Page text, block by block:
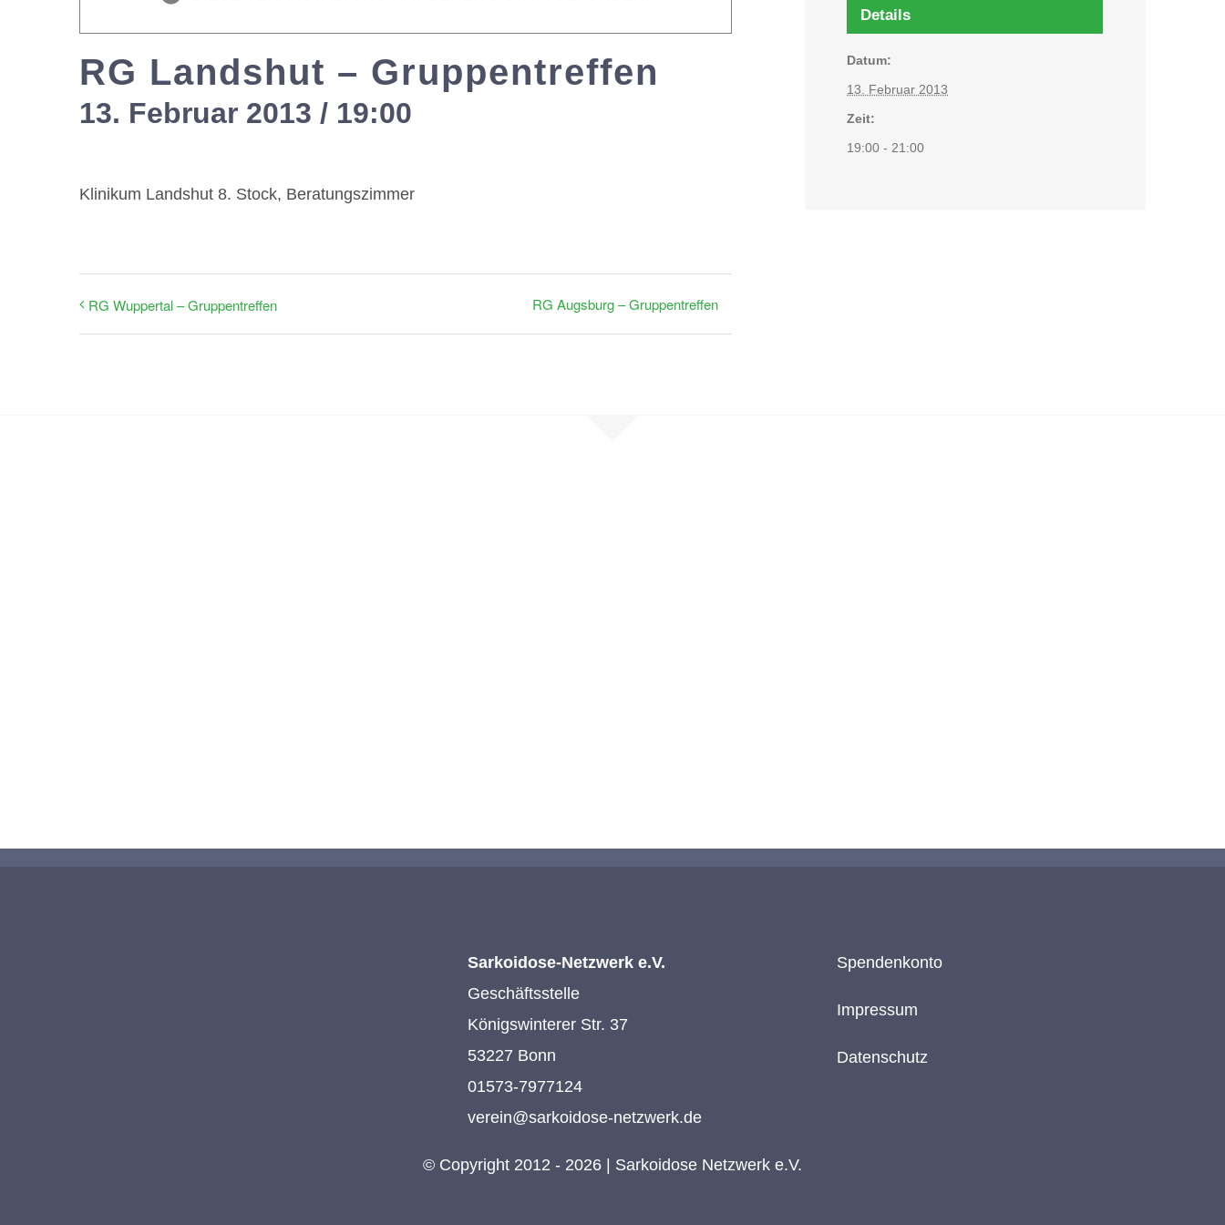
RG Landshut – Gruppentreffen
13. Februar 2013 / 19:00
Klinikum Landshut 8. Stock, Beratungszimmer
RG Wuppertal – Gruppentreffen RG Augsburg – Gruppentreffen
Details
Datum:
13. Februar 2013
Zeit:
19:00 - 21:00
Sarkoidose-Netzwerk e.V.
Geschäftsstelle
Königswinterer Str. 37
53227 Bonn
01573-7977124
verein@sarkoidose-netzwerk.de
Spendenkonto
Impressum
Datenschutz
© Copyright 2012 - 2026 | Sarkoidose Netzwerk e.V.